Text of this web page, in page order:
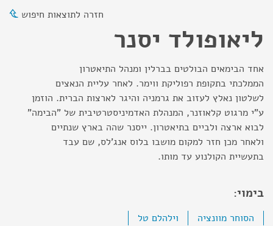
חזרה לתוצאות חיפוש
ליאופולד יסנר
אחד הבימאים הבולטים בברלין ומנהל התיאטרון
הממלכתי בתקופת רפוליקת ווימר. לאחר עליית הנאצים
לשלטון נאלץ לעזוב את גרמניה והיגר לארצות הברית. הוזמן
ע"י מרגוט קלאוזנר, המנהלת האדמיניסטרטיבית של "הבימה"
לבוא ארצה ולביים בתיאטרון. ייסנר שהה בארץ שנתיים
ולאחר מכן חזר למקום מושבו בלוס אנג'לס, שם עבד
בתעשיית הקולנוע עד מותו.
בימוי:
הסוחר מוונציה וילהלם טל